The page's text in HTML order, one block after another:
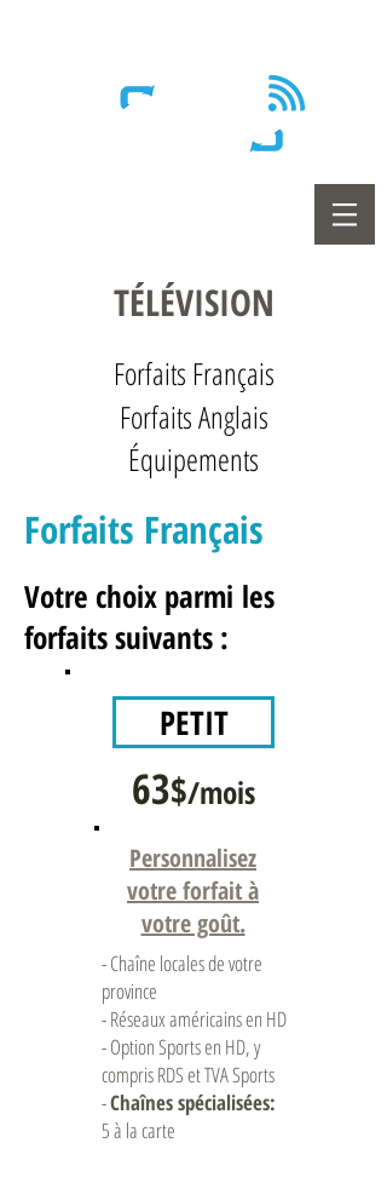
TÉLÉVISION
Forfaits Français
Forfaits Anglais
Équipements
Forfaits Français
Votre choix parmi les
forfaits suivants :
PETIT
63$/mois
Personnalisez
votre forfait à
votre goût.
- Chaîne locales de votre
province
- Réseaux américains en HD
- Option Sports en HD, y
compris RDS et TVA Sports
-Chaînes spécialisées:
5 à la carte